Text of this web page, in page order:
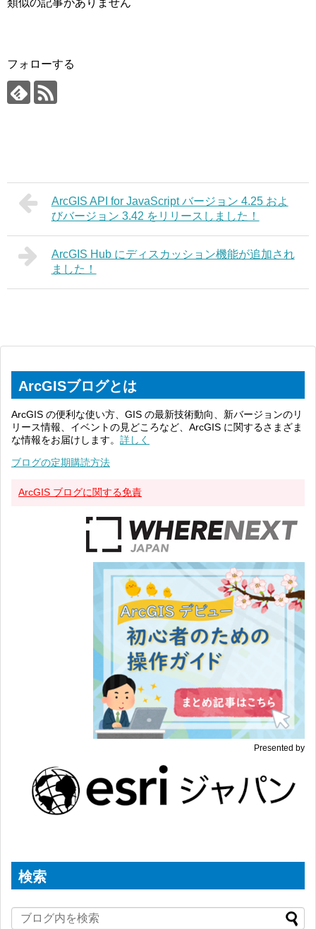
フォローする
ArcGIS API for JavaScript バージョン 4.25 およ
びバージョン 3.42 をリリースしました！
ArcGIS Hub にディスカッション機能が追加され
ました！
ArcGISブログとは
ArcGIS の便利な使い方、GIS の最新技術動向、新バージョンのリ
リース情報、イベントの見どころなど、ArcGIS に関するさまざま
な情報をお届けします。 詳しく
ブログの定期購読方法
ArcGIS ブログに関する免責
Presented by
検索